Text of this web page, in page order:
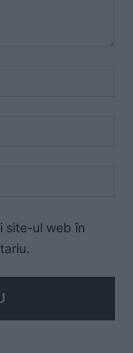
site-ul web în